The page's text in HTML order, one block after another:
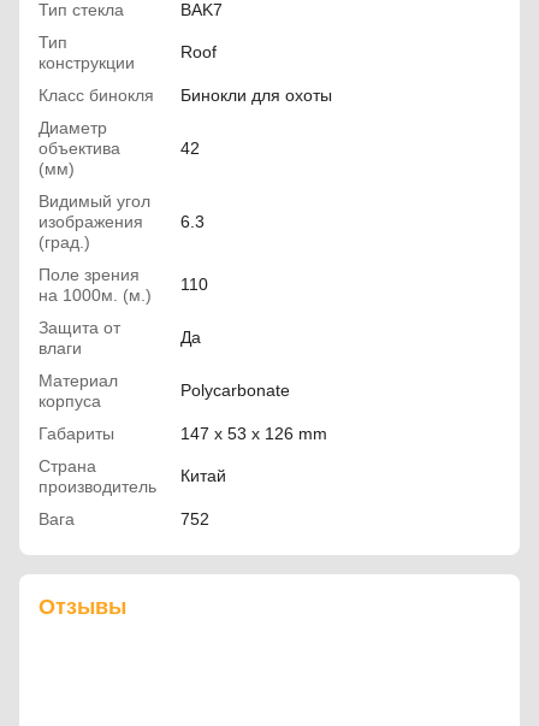
Тип стекла
BAK7
Тип
конструкции
Roof
Класс бинокля
Бинокли для охоты
Диаметр
объектива
(мм)
42
Видимый угол
изображения
(град.)
6.3
Поле зрения
на 1000м. (м.)
110
Защита от
влаги
Да
Материал
корпуса
Polycarbonate
Габариты
147 x 53 x 126 mm
Страна
производитель
Китай
Вага 752
Отзывы